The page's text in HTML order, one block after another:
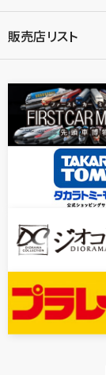
販売店リスト